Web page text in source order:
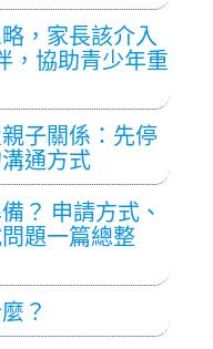
，家長該介入
，協助青少年重
子關係：先停
通方式
？ 申請方式、
題一篇總整
？